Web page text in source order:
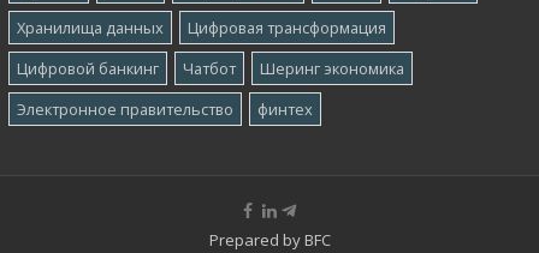
Хранилища данных
Цифровая трансформация
Цифровой банкинг
Чатбот
Шеринг экономика
Электронное правительство
финтех
Prepared by BFC